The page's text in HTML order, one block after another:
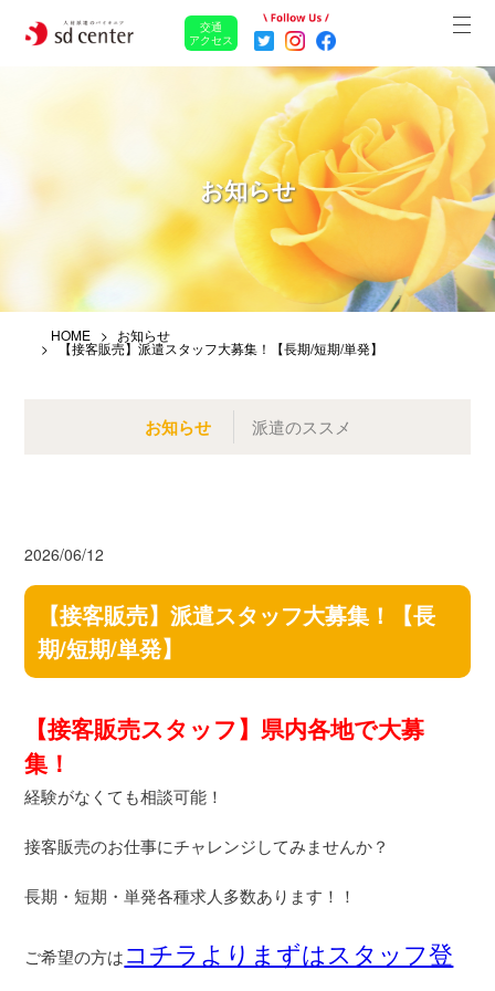
交通
アクセス
お知らせ
HOME お知らせ
【接客販売】派遣スタッフ大募集！【長期/短期/単発】
お知らせ 派遣のススメ
2026/06/12
【接客販売】派遣スタッフ大募集！【長
期/短期/単発】
【接客販売スタッフ】県内各地で大募
集！
経験がなくても相談可能！
接客販売のお仕事にチャレンジしてみませんか？
長期・短期・単発各種求人多数あります！！
ご希望の方はコチラよりまずはスタッフ登